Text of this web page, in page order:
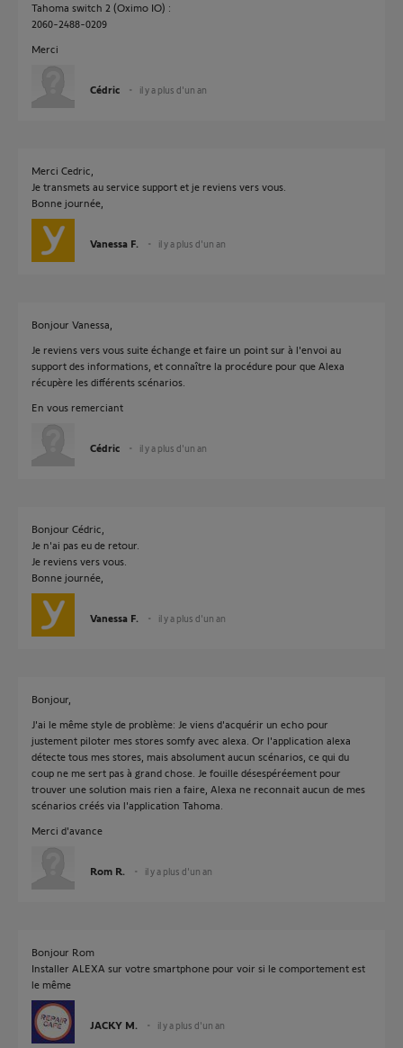
Tahoma switch 2 (Oximo IO) :
2060-2488-0209
Merci
Cédric il y a plus d'un an
Merci Cedric,
Je transmets au service support et je reviens vers vous.
Bonne journée,
Vanessa F. il y a plus d'un an
Bonjour Vanessa,
Je reviens vers vous suite échange et faire un point sur à l'envoi au
support des informations, et connaître la procédure pour que Alexa
récupère les différents scénarios.
En vous remerciant
Cédric il y a plus d'un an
Bonjour Cédric,
Je n'ai pas eu de retour.
Je reviens vers vous.
Bonne journée,
Vanessa F. il y a plus d'un an
Bonjour,
J'ai le même style de problème: Je viens d'acquérir un echo pour
justement piloter mes stores somfy avec alexa. Or l'application alexa
détecte tous mes stores, mais absolument aucun scénarios, ce qui du
coup ne me sert pas à grand chose. Je fouille désespéréement pour
trouver une solution mais rien a faire, Alexa ne reconnait aucun de mes
scénarios créés via l'application Tahoma.
Merci d'avance
Rom R. il y a plus d'un an
Bonjour Rom
Installer ALEXA sur votre smartphone pour voir si le comportement est
le même
JACKY M. il y a plus d'un an